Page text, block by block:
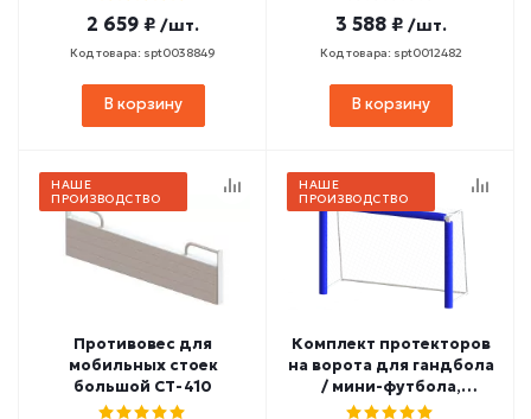
2 659 ₽ /шт.
Код товара: spt0038849
В корзину
3 588 ₽ /шт.
Код товара: spt0012482
В корзину
НАШЕ
ПРОИЗВОДСТВО
Противовес для
мобильных стоек
большой СТ-410
НАШЕ
ПРОИЗВОДСТВО
Комплект протекторов
на ворота для гандбола
/ мини-футбола,
иск.кожа (3 шт.) МП-16